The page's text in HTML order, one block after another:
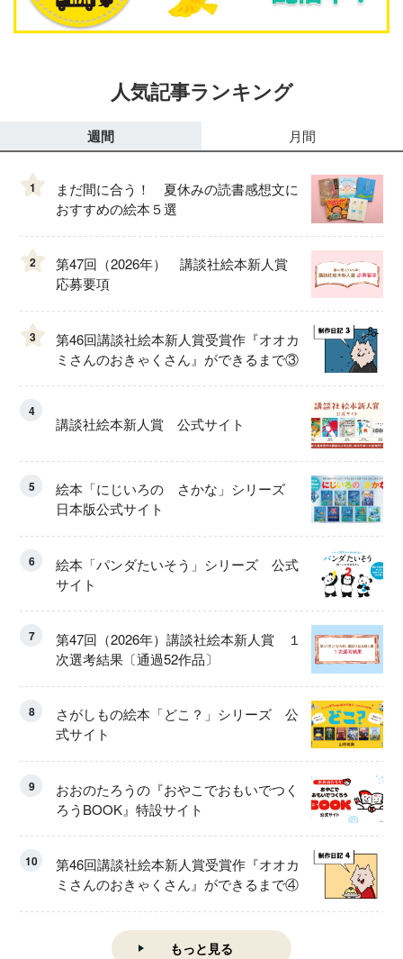
人気記事ランキング
週間 月間
1
まだ間に合う！ 夏休みの読書感想文に
おすすめの絵本５選
2
第47回（2026年） 講談社絵本新人賞
応募要項
3
第46回講談社絵本新人賞受賞作『オオカ
ミさんのおきゃくさん』ができるまで③
4
講談社絵本新人賞 公式サイト
5
絵本「にじいろの さかな」シリーズ
日本版公式サイト
6
絵本「パンダたいそう」シリーズ 公式
サイト
7
第47回（2026年）講談社絵本新人賞 １
次選考結果〔通過52作品〕
8
さがしもの絵本「どこ？」シリーズ 公
式サイト
9
おおのたろうの『おやこでおもいでつく
ろうBOOK』特設サイト
10
第46回講談社絵本新人賞受賞作『オオカ
ミさんのおきゃくさん』ができるまで④
もっと見る